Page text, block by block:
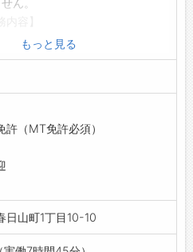
ッフ（2017年入社）
言者）制度』があり、比較的年
ついてくれて、何も分からない
人のときに親身に相談に乗って
とも多く、プライベートでもお
たり、兄弟のような関係で頼り
していて、新人のときは店舗へ
が研修を行ってくれて苦手な分
抱えることがなく、仕事ができ
ても働きやすい職場です♪
創造することを目指して、4つ
しながら豊かな心と前向きに生
働く充実感を重視しています◎
職場・高い技術
長く働ける職場・リスク低減
チベーションアップ・新しい
成感・充実感・おもてなし・感
無料）
利用が多く、普段プライベート
いき、徐々に営業として独り立
・社風】
とを細かく質問しても都度丁寧
けるので、安心して働ける環境
は個性豊かで面白い方が多く、
中もコミュニケーションが取り
てコミュニケーションをとる中
に進めて、育休取得に結びつく
た◎
ん。
（カーナビ・ETC・ドライブレ
クカメラ等）バス機器の取付
、バッテリーの脱着修理
脱着・点検・保守・故障診断か
ビスまでお客様に合わせた最適
けでなく、大型車（トラック・
車両（重機等）の電気周りま
へ確かな提案と技術で貢献して
テム、冷凍保存車輌の冷却シ
もっと見る
許（MT免許必須）
日山町1丁目10-10